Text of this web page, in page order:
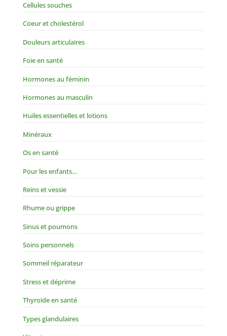
Cellules souches
Coeur et cholestérol
Douleurs articulaires
Foie en santé
Hormones au féminin
Hormones au masculin
Huiles essentielles et lotions
Minéraux
Os en santé
Pour les enfants…
Reins et vessie
Rhume ou grippe
Sinus et poumons
Soins personnels
Sommeil réparateur
Stress et déprime
Thyroïde en santé
Types glandulaires